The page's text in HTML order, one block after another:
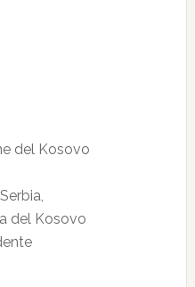
del Kosovo
del Kosovo